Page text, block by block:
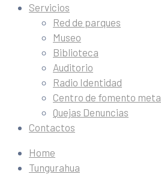
Servicios
Red de parques
Museo
Biblioteca
Auditorio
Radio Identidad
Centro de fomento
Quejas Denuncias
Contactos
Home
Tungurahua